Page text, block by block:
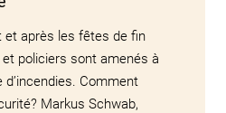
et après les fêtes de fin
et policiers sont amenés à
Comment
Markus Schwab,